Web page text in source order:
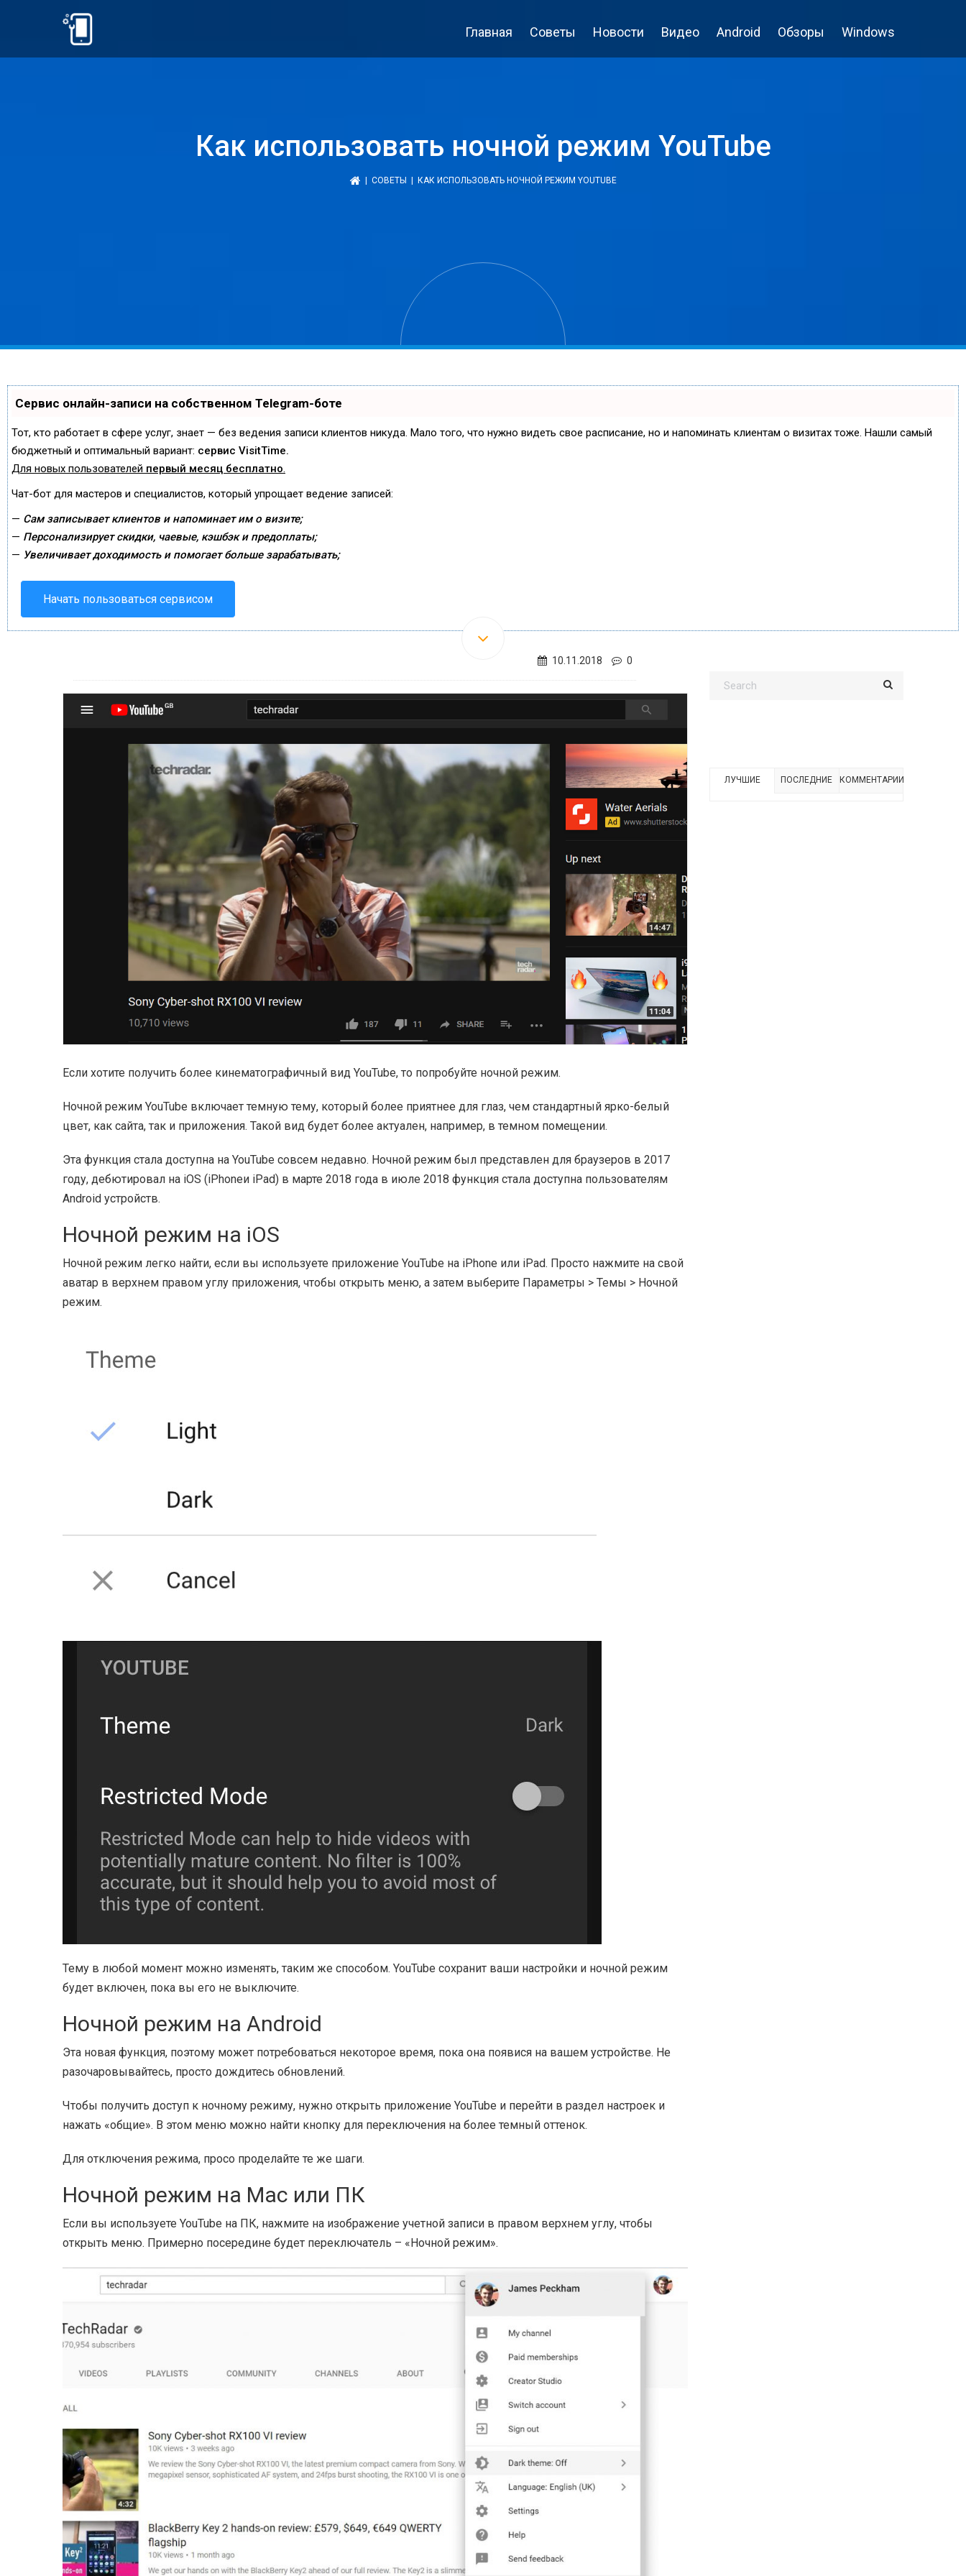
Главная Советы Новости Видео Android Обзоры Windows
Как использовать ночной режим YouTube
СОВЕТЫ | КАК ИСПОЛЬЗОВАТЬ НОЧНОЙ РЕЖИМ YOUTUBE
Сервис онлайн-записи на собственном Telegram-боте
Тот, кто работает в сфере услуг, знает — без ведения записи клиентов никуда. Мало того, что нужно видеть свое расписание, но и напоминать клиентам о визитах тоже. Нашли самый
бюджетный и оптимальный вариант: сервис VisitTime.
Для новых пользователей первый месяц бесплатно.
Чат-бот для мастеров и специалистов, который упрощает ведение записей:
— Сам записывает клиентов и напоминает им о визите;
— Персонализирует скидки, чаевые, кэшбэк и предоплаты;
— Увеличивает доходимость и помогает больше зарабатывать;
Начать пользоваться сервисом
10.11.2018 0
Если хотите получить более кинематографичный вид YouTube, то попробуйте ночной режим.
Ночной режим YouTube включает темную тему, который более приятнее для глаз, чем стандартный ярко-белый
цвет, как сайта, так и приложения. Такой вид будет более актуален, например, в темном помещении.
Эта функция стала доступна на YouTube совсем недавно. Ночной режим был представлен для браузеров в 2017
году, дебютировал на iOS (iPhoneи iPad) в марте 2018 года в июле 2018 функция стала доступна пользователям
Android устройств.
Ночной режим на iOS
Ночной режим легко найти, если вы используете приложение YouTube на iPhone или iPad. Просто нажмите на свой
аватар в верхнем правом углу приложения, чтобы открыть меню, а затем выберите Параметры > Темы > Ночной
режим.
Тему в любой момент можно изменять, таким же способом. YouTube сохранит ваши настройки и ночной режим
будет включен, пока вы его не выключите.
Ночной режим на Android
Эта новая функция, поэтому может потребоваться некоторое время, пока она появися на вашем устройстве. Не
разочаровывайтесь, просто дождитесь обновлений.
Чтобы получить доступ к ночному режиму, нужно открыть приложение YouTube и перейти в раздел настроек и
нажать «общие». В этом меню можно найти кнопку для переключения на более темный оттенок.
Для отключения режима, просо проделайте те же шаги.
Ночной режим на Mac или ПК
Если вы используете YouTube на ПК, нажмите на изображение учетной записи в правом верхнем углу, чтобы
открыть меню. Примерно посередине будет переключатель – «Ночной режим».
ЛУЧШИЕ ПОСЛЕДНИЕ КОММЕНТАРИИ